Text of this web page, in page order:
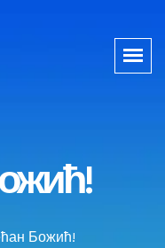
Божић!